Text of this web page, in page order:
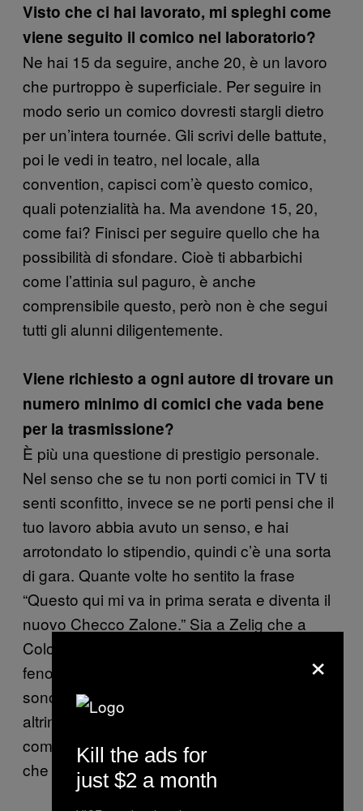
Visto che ci hai lavorato, mi spieghi come
viene seguito il comico nel laboratorio?
Ne hai 15 da seguire, anche 20, è un lavoro
che purtroppo è superficiale. Per seguire in
modo serio un comico dovresti stargli dietro
per un’intera tournée. Gli scrivi delle battute,
poi le vedi in teatro, nel locale, alla
convention, capisci com’è questo comico,
quali potenzialità ha. Ma avendone 15, 20,
come fai? Finisci per seguire quello che ha
possibilità di sfondare. Cioè ti abbarbichi
come l’attinia sul paguro, è anche
comprensibile questo, però non è che segui
tutti gli alunni diligentemente.
Viene richiesto a ogni autore di trovare un
numero minimo di comici che vada bene
per la trasmissione?
È più una questione di prestigio personale.
Nel senso che se tu non porti comici in TV ti
senti sconfitto, invece se ne porti pensi che il
tuo lavoro abbia avuto un senso, e hai
arrotondato lo stipendio, quindi c’è una sorta
di gara. Quante volte ho sentito la frase
“Questo qui mi va in prima serata e diventa il
nuovo Checco Zalone.” Sia a Zelig che a
Colorado c’è la speranza di agganciarsi a un
fenomeno TV già esistente, e per cui dopo ci
sono dei guadagni ingenti anche per te,
altrimenti punti su uno medio-basso che
comunque diventa un piolo dello scalettone
che dà prestigio e forse anche guadagni.
×
Kill the ads for
just $2 a month